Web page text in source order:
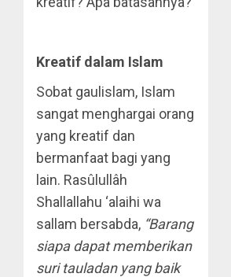
Kreatif dalam Islam
Sobat gaulislam, Islam
sangat menghargai orang
yang kreatif dan
bermanfaat bagi yang
lain. Rasûlullâh
Shallallahu ‘alaihi wa
sallam bersabda, “Barang
siapa dapat memberikan
suri tauladan yang baik